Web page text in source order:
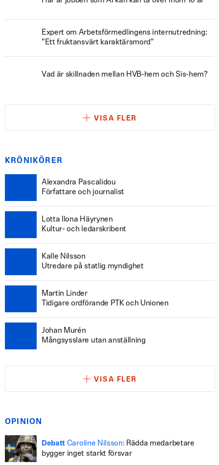
Expert om Arbetsförmedlingens internutredning:
”Ett fruktansvärt karaktärsmord”
Vad är skillnaden mellan HVB-hem och Sis-hem?
VISA FLER
KRÖNIKÖRER
Alexandra Pascalidou
Författare och journalist
Lotta Ilona Häyrynen
Kultur- och ledarskribent
Kalle Nilsson
Utredare på statlig myndighet
Martin Linder
Tidigare ordförande PTK och Unionen
Johan Murén
Mångsysslare utan anställning
VISA FLER
OPINION
Debatt Caroline Nilsson: Rädda medarbetare
bygger inget starkt försvar